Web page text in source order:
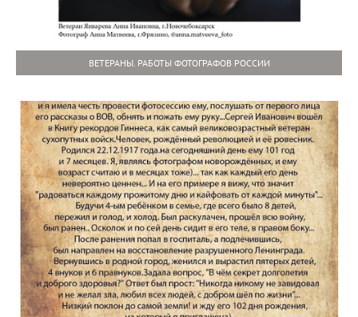
ВЕТЕРАНЫ. РАБОТЫ ФОТОГРАФОВ РОССИИ